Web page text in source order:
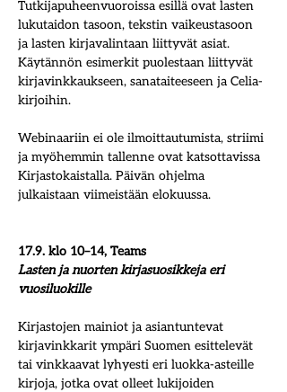
Tutkijapuheenvuoroissa esillä ovat lasten
lukutaidon tasoon, tekstin vaikeustasoon
ja lasten kirjavalintaan liittyvät asiat.
Käytännön esimerkit puolestaan liittyvät
kirjavinkkaukseen, sanataiteeseen ja Celia-
kirjoihin.
Webinaariin ei ole ilmoittautumista, striimi
ja myöhemmin tallenne ovat katsottavissa
Kirjastokaistalla. Päivän ohjelma
julkaistaan viimeistään elokuussa.
17.9. klo 10–14, Teams
Lasten ja nuorten kirjasuosikkeja eri
vuosiluokille
Kirjastojen mainiot ja asiantuntevat
kirjavinkkarit ympäri Suomen esittelevät
tai vinkkaavat lyhyesti eri luokka-asteille
kirjoja, jotka ovat olleet lukijoiden